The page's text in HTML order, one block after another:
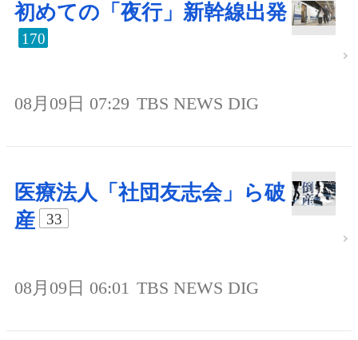
初めての「夜行」新幹線出発
170
08月09日 07:29 TBS NEWS DIG
医療法人「社団友志会」ら破
産
33
08月09日 06:01 TBS NEWS DIG